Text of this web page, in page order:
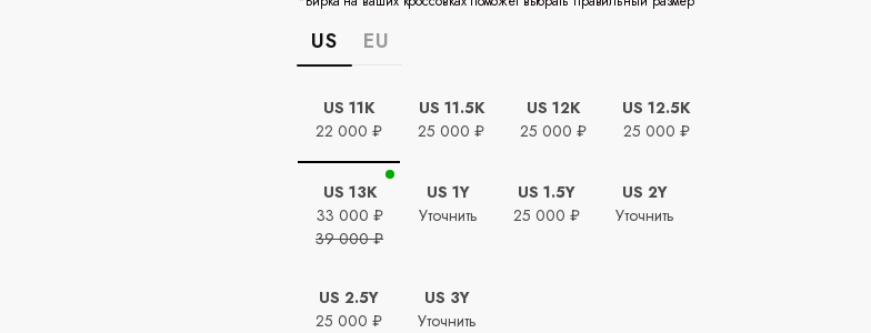
US EU
US 11K
22 000 ₽
US 11.5K
25 000 ₽
US 12K
25 000 ₽
US 12.5K
25 000 ₽
US 13K
33 000 ₽
39 000 ₽
US 1Y
Уточнить
US 1.5Y
25 000 ₽
US 2Y
Уточнить
US 2.5Y
25 000 ₽
US 3Y
Уточнить